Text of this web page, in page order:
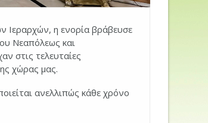
Ιεραρχών, η ενορία βράβευσε
Νεαπόλεως και
στις τελευταίες
χώρας μας.
ανελλιπώς κάθε χρόνο